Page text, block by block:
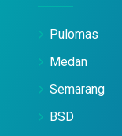
Pulomas
Medan
Semarang
BSD